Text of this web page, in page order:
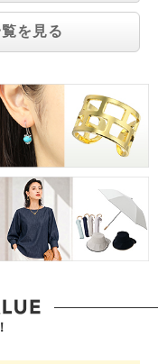
を見る